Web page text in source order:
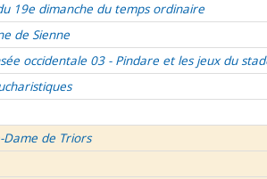
19e dimanche du temps ordinaire
de Sienne
occidentale 03 - Pindare et les jeux du
de Triors